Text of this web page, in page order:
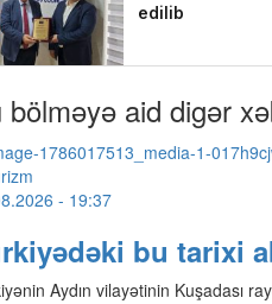
bölməyə aid digər
- 19:37
bu tarixi
Aydın vilayətinin Kuşadası